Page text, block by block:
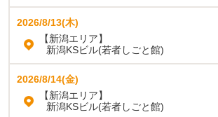
2026/8/13(木)
【新潟エリア】
新潟KSビル(若者しごと館)
2026/8/14(金)
【新潟エリア】
新潟KSビル(若者しごと館)